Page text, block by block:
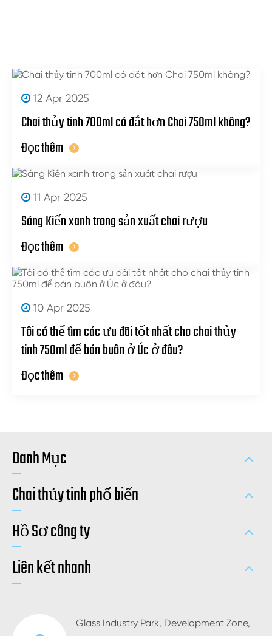
12 Apr 2025
Chai thủy tinh 700ml có đắt hơn Chai 750ml không?
Đọc thêm
11 Apr 2025
Sáng Kiến xanh trong sản xuất chai rượu
Đọc thêm
10 Apr 2025
Tôi có thể tìm các ưu đãi tốt nhất cho chai thủy
tinh 750ml để bán buôn ở Úc ở đâu?
Đọc thêm
Danh Mục
Chai thủy tinh phổ biến
Hồ Sơ công ty
Liên kết nhanh
Glass Industry Park, Development Zone,